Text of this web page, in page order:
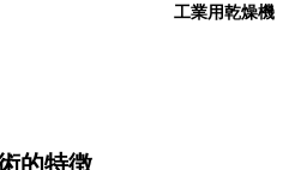
工業用乾燥機